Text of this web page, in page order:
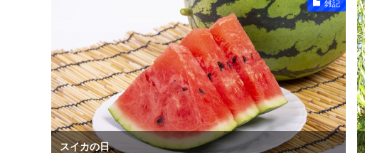
雑記
スイカの日